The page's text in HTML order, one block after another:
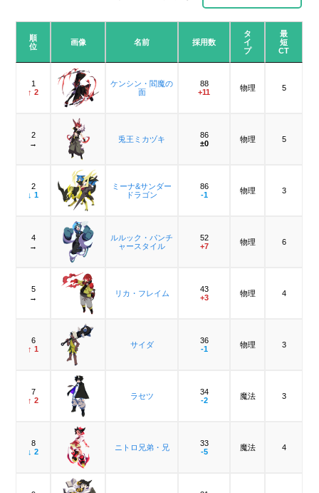
順
位
画像 名前 採用数
タ
イ
プ
最
短
CT
1
↑ 2
ケンシン・閻魔の
面
88
+11
物理 5
2
→
兎王ミカヅキ
86
±0
物理 5
2
↓ 1
ミーナ&サンダー
ドラゴン
86
-1
物理 3
4
→
ルルック・パンチ
ャースタイル
52
+7
物理 6
5
→
リカ・フレイム
43
+3
物理 4
6
↑ 1
サイダ
36
-1
物理 3
7
↑ 2
ラセツ
34
-2
魔法 3
8
↓ 2
ニトロ兄弟・兄
33
-5
魔法 4